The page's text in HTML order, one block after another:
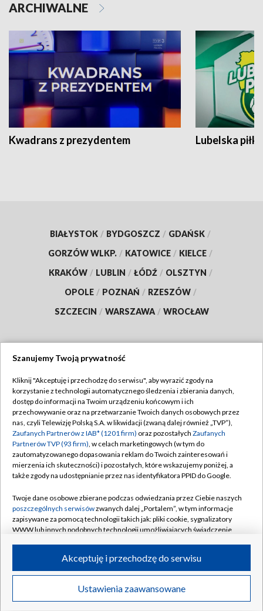
ARCHIWALNE
Kwadrans z prezydentem Lubelska piłka
BIAŁYSTOK / BYDGOSZCZ / GDAŃSK /
GORZÓW WLKP. / KATOWICE / KIELCE /
KRAKÓW / LUBLIN / ŁÓDŹ / OLSZTYN /
OPOLE / POZNAŃ / RZESZÓW /
SZCZECIN / WARSZAWA / WROCŁAW
TVP
Abonament TVP
Emisja w TVP
Centrum informacji TVP
Naziemna Telewizja Cyfrowa
Rada Programowa
System NOS
Informacje o nadawcy
Program dla prasy
Ogłoszenie przetargowe
Regulamin TVP
Polityka prywatności
Moje zgody
Pomoc
Kontakt
Kanały
©2026 Telewizja Polska S.A. w likwidacji
Szanujemy Twoją prywatność
Kliknij "Akceptuję i przechodzę do serwisu", aby wyrazić zgody na
korzystanie z technologii automatycznego śledzenia i zbierania danych,
dostęp do informacji na Twoim urządzeniu końcowym i ich
przechowywanie oraz na przetwarzanie Twoich danych osobowych przez
nas, czyli Telewizję Polską S.A. w likwidacji (zwaną dalej również „TVP”),
Zaufanych Partnerów z IAB* (1201 firm) oraz pozostałych Zaufanych
Partnerów TVP (93 firm), w celach marketingowych (w tym do
zautomatyzowanego dopasowania reklam do Twoich zainteresowań i
mierzenia ich skuteczności) i pozostałych, które wskazujemy poniżej, a
także zgody na udostępnianie przez nas identyfikatora PPID do Google.
Twoje dane osobowe zbierane podczas odwiedzania przez Ciebie naszych
poszczególnych serwisówzwanych dalej „Portalem”, w tym informacje
zapisywane za pomocą technologii takich jak: pliki cookie, sygnalizatory
WWW lub innych podobnych technologii umożliwiających świadczenie
ruchu w Internecie.
Twoje dane osobowe zbierane podczas odwiedzania przez Ciebie
poszczególnych serwisówna Portalu, takie jak adresy IP, identyfikatory
Ustawienia zaawansowane
Akceptuję i przechodzę do serwisu